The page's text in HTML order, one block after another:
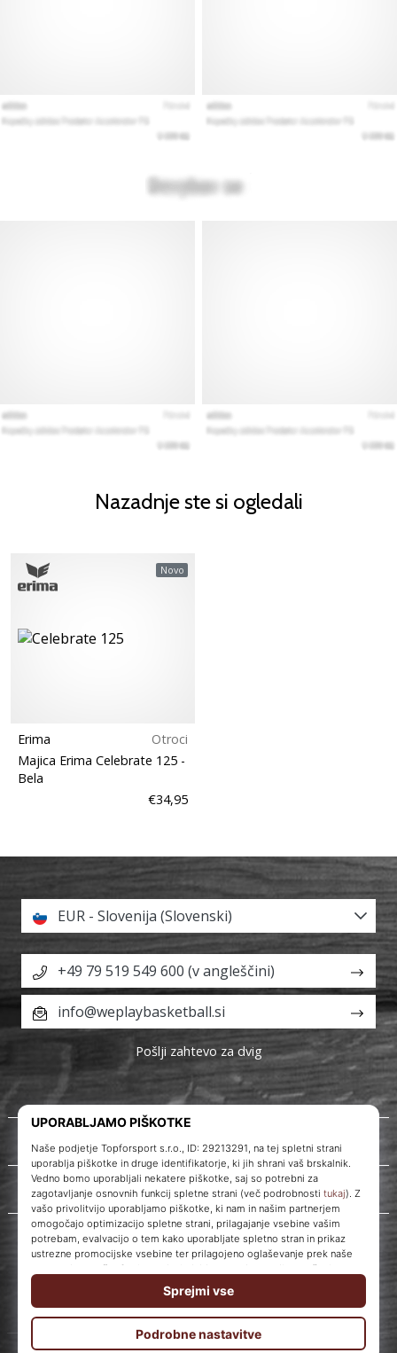
Nazadnje ste si ogledali
Novo
Erima
Otroci
Majica Erima Celebrate 125 -
Bela
€34,95
WePlayBasketball.si
O nas
Storitve za stranke
EUR - Slovenija (Slovenski)
+49 79 519 549 600 (v angleščini)
info@weplaybasketball.si
Pošlji zahtevo za dvig